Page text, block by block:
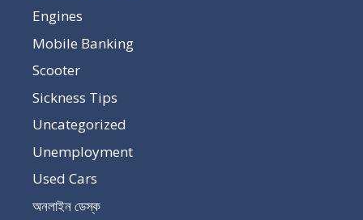
Engines
Mobile Banking
Scooter
Sickness Tips
Uncategorized
Unemployment
Used Cars
অনলাইন ডেস্ক